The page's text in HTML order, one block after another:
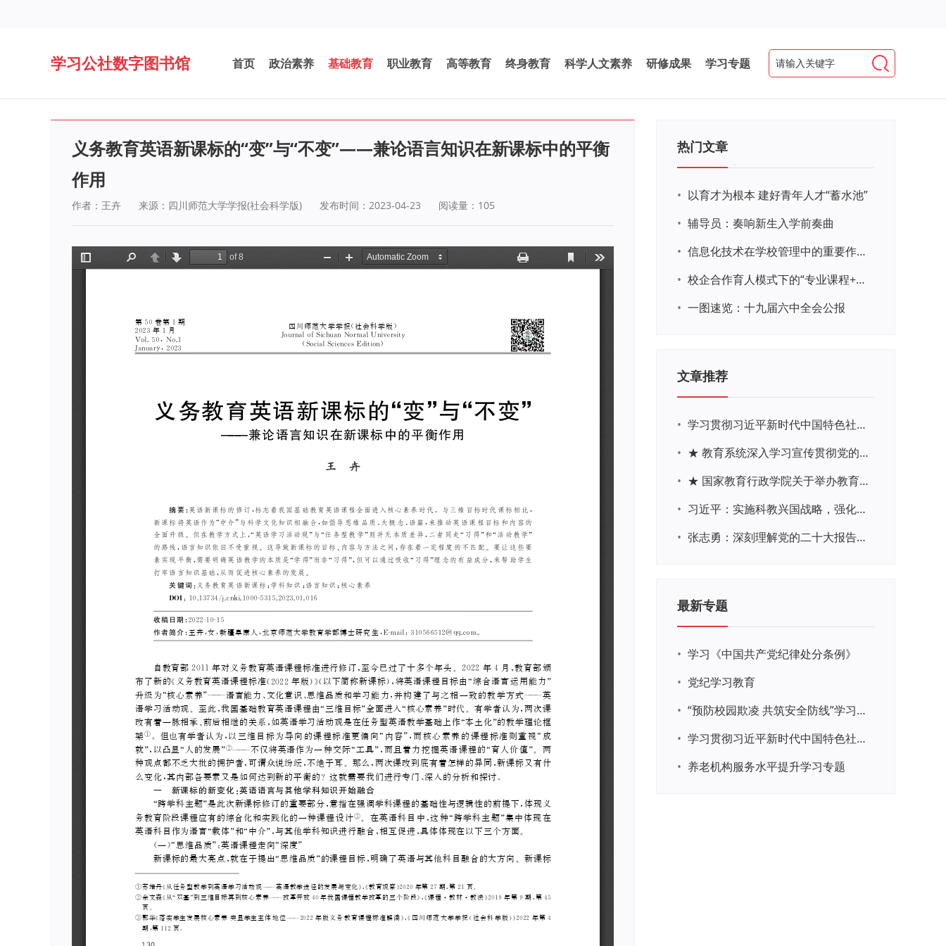
学习公社数字图书馆 首页 政治素养 基础教育 职业教育 高等教育 终身教育 科学人文素养 研修成果 学习专题
义务教育英语新课标的“变”与“不变”——兼论语言知识在新课标中的平衡
作用
作者：王卉 来源：四川师范大学学报(社会科学版) 发布时间：2023-04-23 阅读量： 105
热门文章
• 以育才为根本 建好青年人才“蓄水池”
• 辅导员：奏响新生入学前奏曲
•
信息化技术在学校管理中的重要作用 ——以贵州省威宁民族中学和校园使用等为例
•
校企合作育人模式下的“专业课程+思政教育+党建活动”交叉融合的课程思政教学探索与实践
• 一图速览：十九届六中全会公报
文章推荐
•
学习贯彻习近平新时代中国特色社会主义思想主题教育网络培训
•
★ 教育系统深入学习宣传贯彻党的二十大精神学习专题
•
★ 国家教育行政学院关于举办教育系统深入学习宣传贯彻党的二十大精神专题网络培训的通知
•
习近平：实施科教兴国战略，强化现代化建设人才支撑
•
张志勇：深刻理解党的二十大报告关于教育的新思想、新战略、新要求
最新专题
• 学习《中国共产党纪律处分条例》
• 党纪学习教育
•
“预防校园欺凌 共筑安全防线”学习专题
•
学习贯彻习近平新时代中国特色社会主义思想主题教育
• 养老机构服务水平提升学习专题